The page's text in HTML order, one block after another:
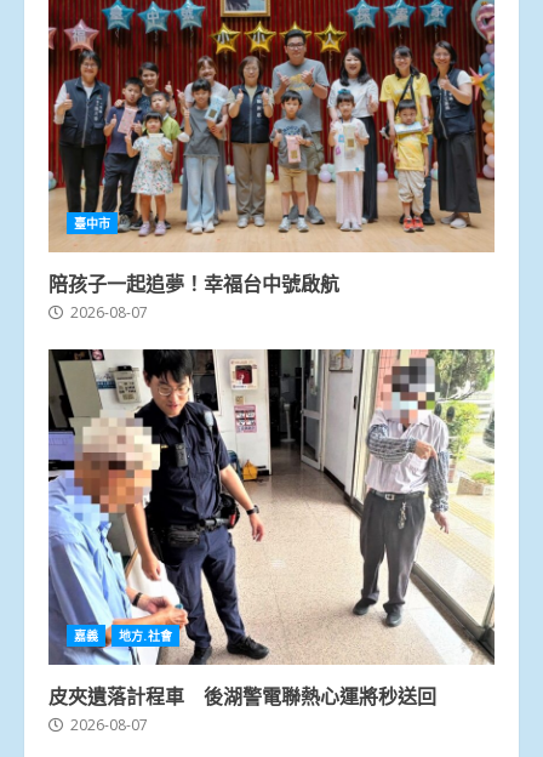
臺中市
陪孩子一起追夢！幸福台中號啟航
2026-08-07
嘉義 地方.社會
皮夾遺落計程車 後湖警電聯熱心運將秒送回
2026-08-07